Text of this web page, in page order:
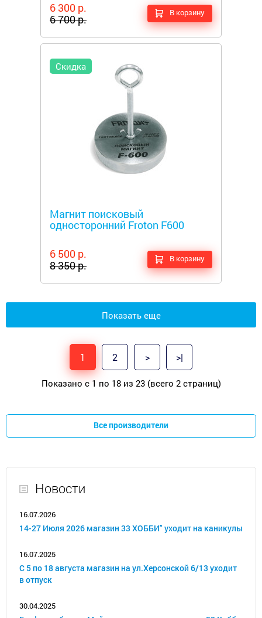
6 300 р.
6 700 р.
В корзину
Скидка
Магнит поисковый
односторонний Froton F600
6 500 р.
8 350 р.
В корзину
Показать еще
1 2 > >|
Показано с 1 по 18 из 23 (всего 2 страниц)
Все производители
Новости
16.07.2026
14-27 Июля 2026 магазин 33 ХОББИ" уходит на каникулы
16.07.2025
С 5 по 18 августа магазин на ул.Херсонской 6/13 уходит
в отпуск
30.04.2025